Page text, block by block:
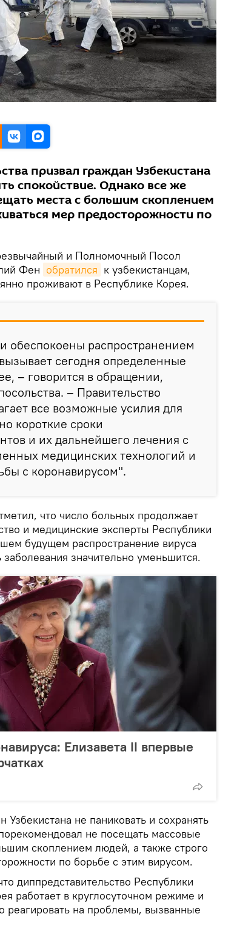
призвал граждан Узбекистана
спокойствие. Однако все же
места с большим скоплением
мер предосторожности по
и Полномочный Посол
Фен обратился к узбекистанцам,
проживают в Республике Корея.
обеспокоены распространением
сегодня определенные
– говорится в обращении,
– Правительство
все возможные усилия для
короткие сроки
и их дальнейшего лечения с
медицинских технологий и
с коронавирусом".
что число больных продолжает
и медицинские эксперты Республики
будущем распространение вируса
заболевания значительно уменьшится.
Елизавета II впервые
не паниковать и сохранять
не посещать массовые
скоплением людей, а также строго
по борьбе с этим вирусом.
диппредставительство Республики
работает в круглосуточном режиме и
реагировать на проблемы, вызванные